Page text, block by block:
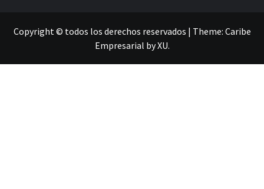
Copyright © todos los derechos reservados | Theme: Caribe
Empresarial byXU.